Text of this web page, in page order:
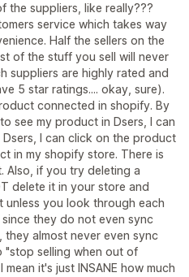
the suppliers, like really???
service which takes way
Half the sellers on the
of the stuff you sell will never
suppliers are highly rated and
5 star ratings.... okay, sure).
connected in shopify. By
see my product in Dsers, I can
I can click on the product
in my shopify store. There is
Also, if you try deleting a
delete it in your store and
unless you look through each
they do not even sync
almost never even sync
"stop selling when out of
it's just INSANE how much